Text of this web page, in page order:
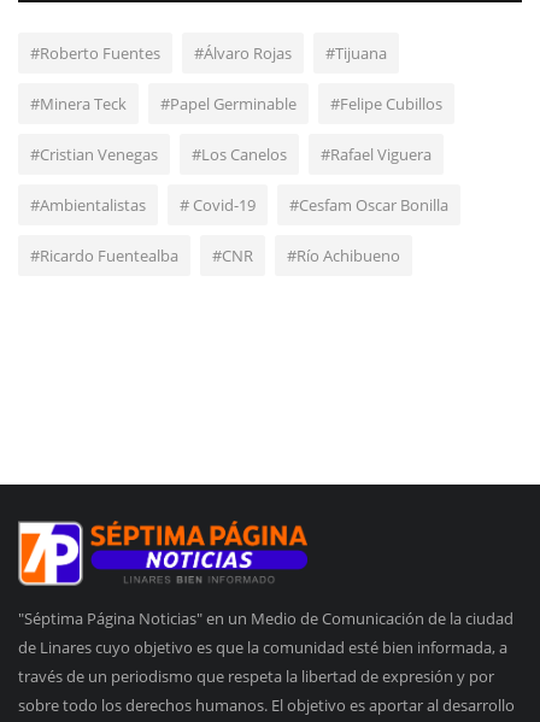
#Roberto Fuentes #Álvaro Rojas #Tijuana
#Minera Teck #Papel Germinable #Felipe Cubillos
#Cristian Venegas #Los Canelos #Rafael Viguera
#Ambientalistas # Covid-19 #Cesfam Oscar Bonilla
#Ricardo Fuentealba #CNR #Río Achibueno
"Séptima Página Noticias" en un Medio de Comunicación de la ciudad
de Linares cuyo objetivo es que la comunidad esté bien informada, a
través de un periodismo que respeta la libertad de expresión y por
sobre todo los derechos humanos. El objetivo es aportar al desarrollo